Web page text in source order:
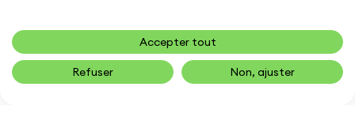
€ AJOUTER AU PANIER
Accepter tout
Refuser Non, ajuster